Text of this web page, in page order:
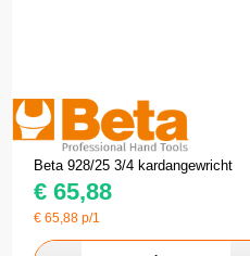
Beta 928/25 3/4 kardangewricht
€ 65,88
€65,88 p/1